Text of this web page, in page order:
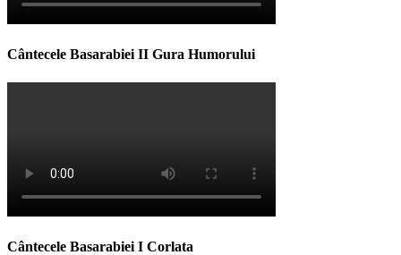
Cântecele Basarabiei II Gura Humorului
Cântecele Basarabiei I Corlata